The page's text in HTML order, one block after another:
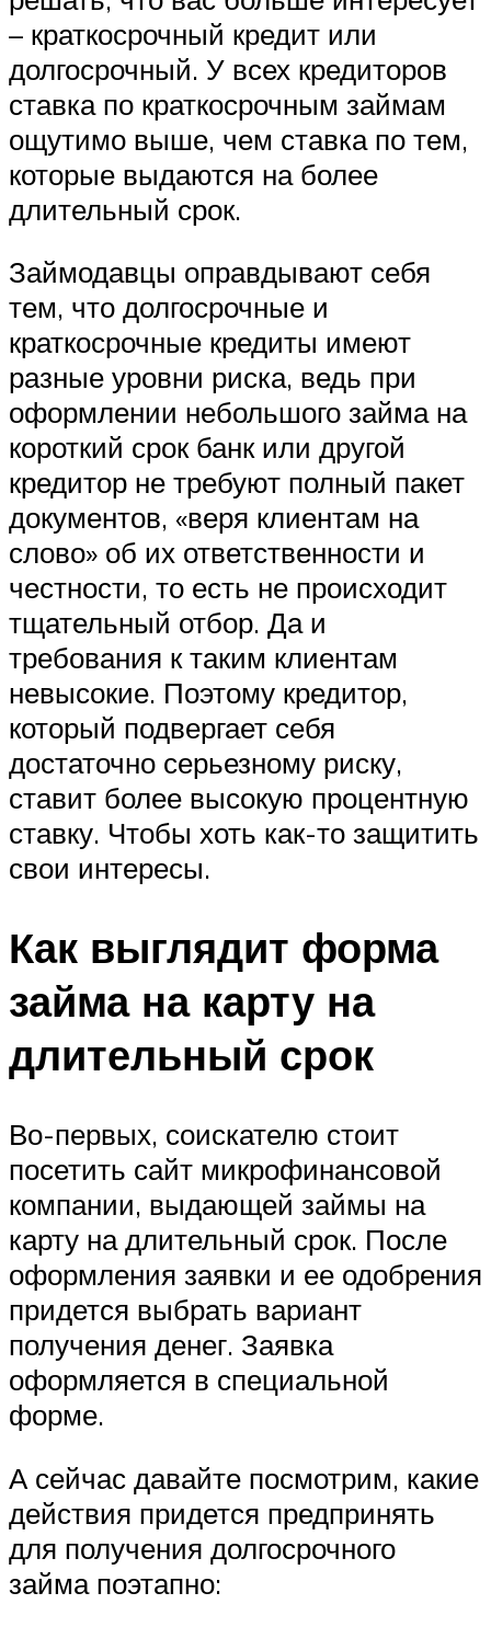
– краткосрочный кредит или
долгосрочный. У всех кредиторов
ставка по краткосрочным займам
ощутимо выше, чем ставка по тем,
которые выдаются на более
длительный срок.
Займодавцы оправдывают себя
тем, что долгосрочные и
краткосрочные кредиты имеют
разные уровни риска, ведь при
оформлении небольшого займа на
короткий срок банк или другой
кредитор не требуют полный пакет
документов, «веря клиентам на
слово» об их ответственности и
честности, то есть не происходит
тщательный отбор. Да и
требования к таким клиентам
невысокие. Поэтому кредитор,
который подвергает себя
достаточно серьезному риску,
ставит более высокую процентную
ставку. Чтобы хоть как-то защитить
свои интересы.
Как выглядит форма
займа на карту на
длительный срок
Во-первых, соискателю стоит
посетить сайт микрофинансовой
компании, выдающей займы на
карту на длительный срок. После
оформления заявки и ее одобрения
придется выбрать вариант
получения денег. Заявка
оформляется в специальной
форме.
А сейчас давайте посмотрим, какие
действия придется предпринять
для получения долгосрочного
займа поэтапно: